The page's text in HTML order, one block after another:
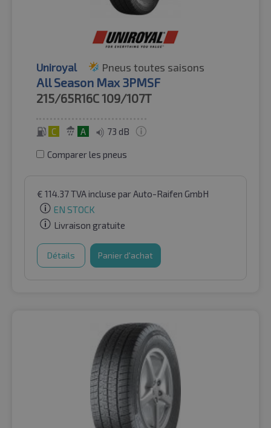
Uniroyal Pneus toutes saisons
All Season Max 3PMSF
215/65R16C109/107T
C A 73 dB
Comparer les pneus
€ 114.37TVA incluse par Auto-Raifen GmbH
EN STOCK
Livraison gratuite
Détails Panier d'achat